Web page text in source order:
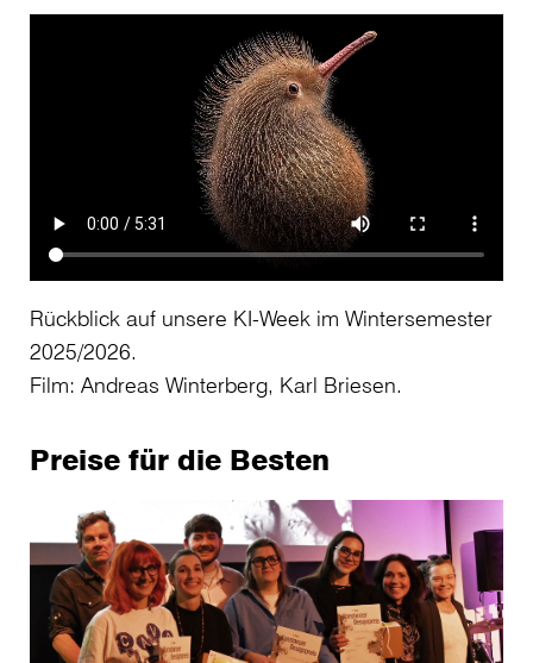
Rückblick auf unsere KI-Week im Wintersemester
2025/2026.
Film: Andreas Winterberg, Karl Briesen.
Preise für die Besten